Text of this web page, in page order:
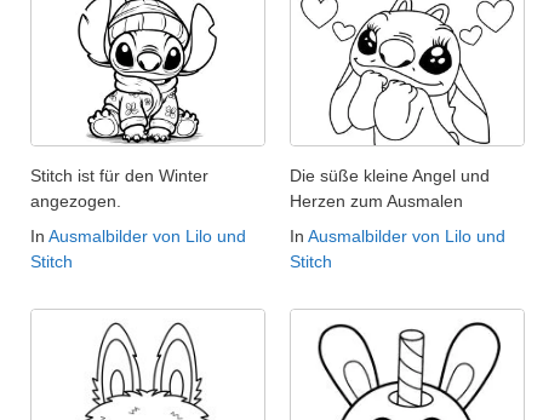
Stitch ist für den Winter
angezogen.
In Ausmalbilder von Lilo und
Stitch
Die süße kleine Angel und
Herzen zum Ausmalen
In Ausmalbilder von Lilo und
Stitch